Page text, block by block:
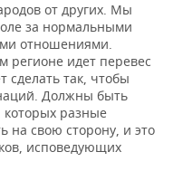
от других. Мы
за нормальными
отношениями.
регионе идет перевес
сделать так, чтобы
Должны быть
разные
на свою сторону, и это
исповедующих